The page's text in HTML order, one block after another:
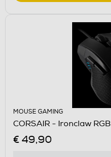
MOUSE GAMING
CORSAIR - Ironclaw RGB
€ 49,90